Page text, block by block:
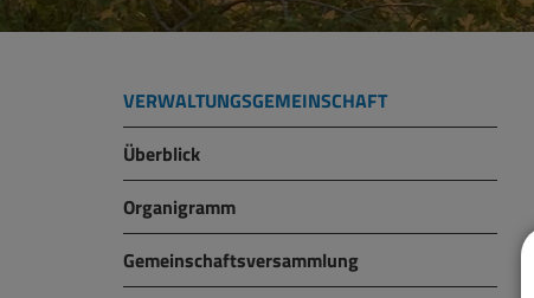
VERWALTUNGSGEMEINSCHAFT
Überblick
Organigramm
Gemeinschaftsversammlung